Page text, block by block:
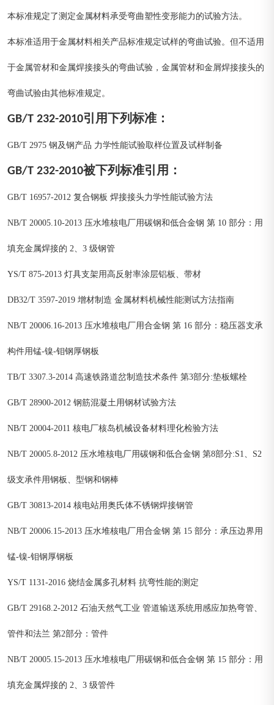
本标准规定了测定金属材料承受弯曲塑性变形能力的试验方法。
本标准适用于金属材料相关产品标准规定试样的弯曲试验。但不适用
于金属管材和金属焊接接头的弯曲试验，金属管材和金屑焊接接头的
弯曲试验由其他标准规定。
GB/T 232-2010引用下列标准：
GB/T 2975 钢及钢产品 力学性能试验取样位置及试样制备
GB/T 232-2010被下列标准引用：
GB/T 16957-2012 复合钢板 焊接接头力学性能试验方法
NB/T 20005.10-2013 压水堆核电厂用碳钢和低合金钢 第 10 部分：用
填充金属焊接的 2、3 级钢管
YS/T 875-2013 灯具支架用高反射率涂层铝板、带材
DB32/T 3597-2019 增材制造 金属材料机械性能测试方法指南
NB/T 20006.16-2013 压水堆核电厂用合金钢 第 16 部分：稳压器支承
构件用锰-镍-钼钢厚钢板
TB/T 3307.3-2014 高速铁路道岔制造技术条件 第3部分:垫板螺栓
GB/T 28900-2012 钢筋混凝土用钢材试验方法
NB/T 20004-2011 核电厂核岛机械设备材料理化检验方法
NB/T 20005.8-2012 压水堆核电厂用碳钢和低合金钢 第8部分:S1、S2
级支承件用钢板、型钢和钢棒
GB/T 30813-2014 核电站用奥氏体不锈钢焊接钢管
NB/T 20006.15-2013 压水堆核电厂用合金钢 第 15 部分：承压边界用
锰-镍-钼钢厚钢板
YS/T 1131-2016 烧结金属多孔材料 抗弯性能的测定
GB/T 29168.2-2012 石油天然气工业 管道输送系统用感应加热弯管、
管件和法兰 第2部分：管件
NB/T 20005.15-2013 压水堆核电厂用碳钢和低合金钢 第 15 部分：用
填充金属焊接的 2、3 级管件